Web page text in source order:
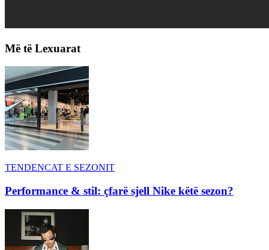
Më të Lexuarat
TENDENCAT E SEZONIT
Performance & stil: çfarë sjell Nike këtë sezon?